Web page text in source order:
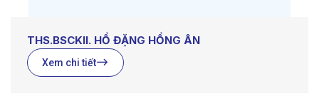
THS.BSCKII. HỒ ĐẶNG HỒNG ÂN
Xem chi tiết